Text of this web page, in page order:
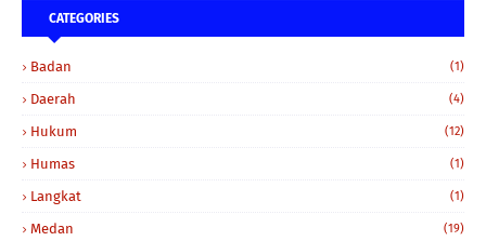
CATEGORIES
Badan (1)
Daerah (4)
Hukum (12)
Humas (1)
Langkat (1)
Medan (19)